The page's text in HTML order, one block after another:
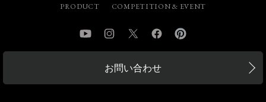
PRODUCT
COMPETITION & EVENT
YouTube InstagramTwitter Facebook
お問い合わせ